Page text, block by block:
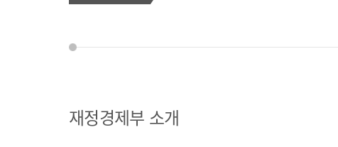
재정경제부 소개